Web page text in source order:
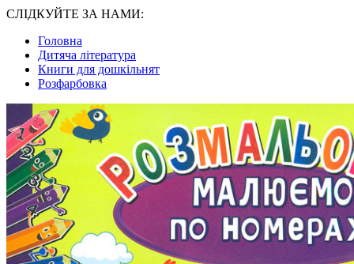
СЛІДКУЙТЕ ЗА НАМИ:
Головна
Дитяча література
Книги для дошкільнят
Розфарбовка